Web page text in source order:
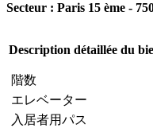
Secteur : Paris 15 ème -
Description détaillée du
階数
エレベーター
入居者用パス